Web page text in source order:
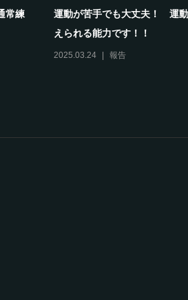
常練
運動が苦手でも大丈夫！ 運
えられる能力です！！
2025.03.24 報告